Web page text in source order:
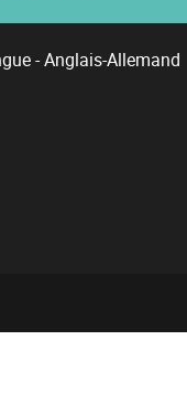
- Anglais-Allemand